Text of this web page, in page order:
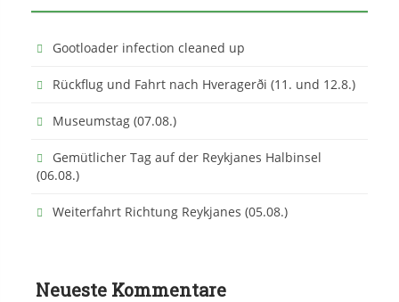
h
Gootloader infection cleaned up
Rückflug und Fahrt nach Hveragerði (11. und 12.8.)
Museumstag (07.08.)
Gemütlicher Tag auf der Reykjanes Halbinsel
(06.08.)
Weiterfahrt Richtung Reykjanes (05.08.)
Neueste Kommentare